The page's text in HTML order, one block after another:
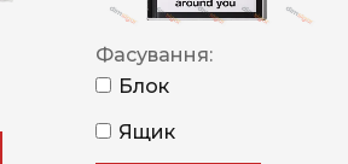
Фасування:
Блок
Ящик